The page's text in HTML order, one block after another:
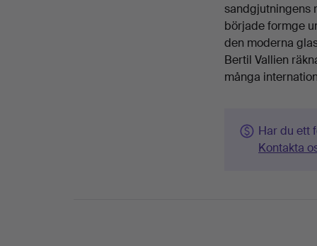
sandgjutningens
började formge
den moderna
Bertil Vallien
många
Har du ett
Kontakta